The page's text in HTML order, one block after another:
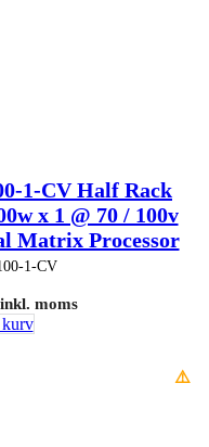
1-CV Half Rack
x 1 @ 70 / 100v
Matrix Processor
1-CV
inkl. moms
⚠️